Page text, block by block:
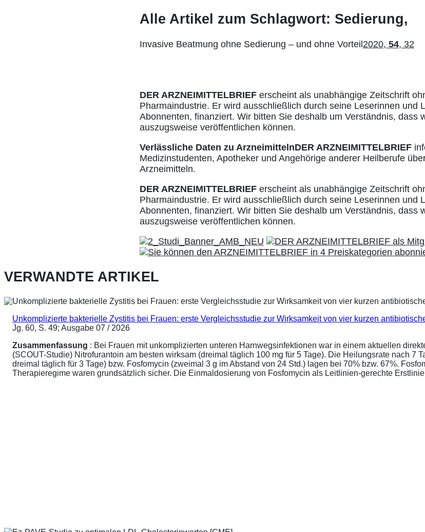
Alle Artikel zum Schlagwort: Sedierung,
Invasive Beatmung ohne Sedierung – und ohne Vorteil2020, 54, 32
DER ARZNEIMITTELBRIEF erscheint als unabhängige Zeitschrift
Pharmaindustrie. Er wird ausschließlich durch seine Leserinnen und
Abonnenten, finanziert. Wir bitten Sie deshalb um Verständnis, dass
auszugsweise veröffentlichen können.
Verlässliche Daten zu ArzneimittelnDER ARZNEIMITTELBRIEF
Medizinstudenten, Apotheker und Angehörige anderer Heilberufe
Arzneimitteln.
DER ARZNEIMITTELBRIEF erscheint als unabhängige Zeitschrift
Pharmaindustrie. Er wird ausschließlich durch seine Leserinnen und
Abonnenten, finanziert. Wir bitten Sie deshalb um Verständnis, dass
auszugsweise veröffentlichen können.
VERWANDTE ARTIKEL
Unkomplizierte bakterielle Zystitis bei Frauen: erste Vergleichsstudie zur Wirksamkeit von vier kurzen
Jg. 60, S. 49; Ausgabe 07 / 2026
Zusammenfassung : Bei Frauen mit unkomplizierten unteren Harnwegsinfektionen war in einem aktuellen
(SCOUT-Studie) Nitrofurantoin am besten wirksam (dreimal täglich 100 mg für 5 Tage). Die Heilungsrate nach 7
dreimal täglich für 3 Tage) bzw. Fosfomycin (zweimal 3 g im Abstand von 24 Std.) lagen bei 70% bzw. 67%.
Therapieregime waren grundsätzlich sicher. Die Einmaldosierung von Fosfomycin als Leitlinien-gerechte